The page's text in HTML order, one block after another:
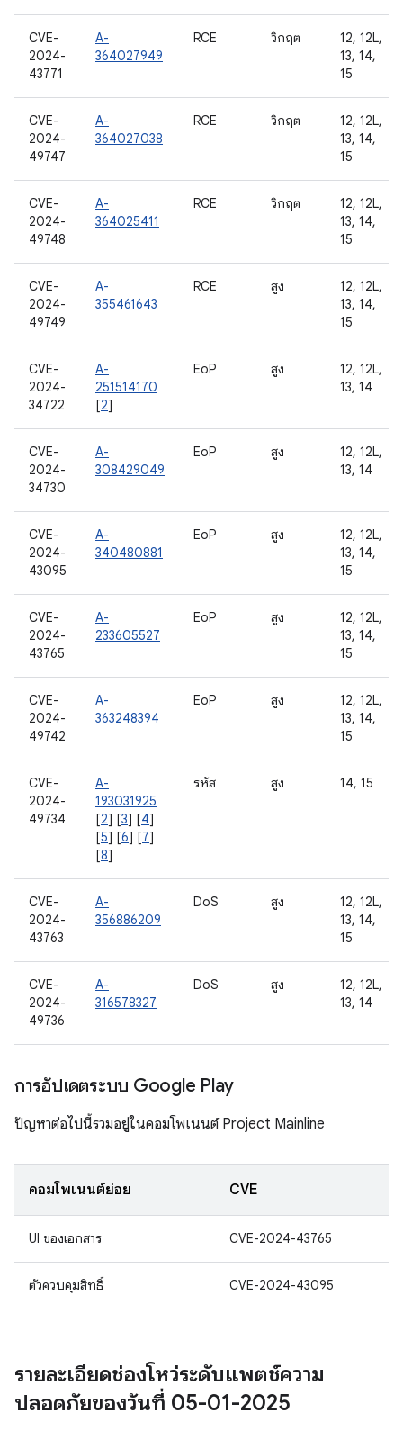
CVE-
2024-
43771
A-
364027949
RCE วิกฤต
12, 12L,
13, 14,
15
CVE-
2024-
49747
A-
364027038
RCE วิกฤต
12, 12L,
13, 14,
15
CVE-
2024-
49748
A-
364025411
RCE วิกฤต
12, 12L,
13, 14,
15
CVE-
2024-
49749
A-
355461643
RCE สูง
12, 12L,
13, 14,
15
CVE-
2024-
34722
A-
251514170
[2]
EoP สูง
12, 12L,
13, 14
CVE-
2024-
34730
A-
308429049
EoP สูง
12, 12L,
13, 14
CVE-
2024-
43095
A-
340480881
EoP สูง
12, 12L,
13, 14,
15
CVE-
2024-
43765
A-
233605527
EoP สูง
12, 12L,
13, 14,
15
CVE-
2024-
49742
A-
363248394
EoP สูง
12, 12L,
13, 14,
15
CVE-
2024-
49734
A-
193031925
[2] [3] [4]
[5] [6] [7]
[8]
รหัส สูง 14, 15
CVE-
2024-
43763
A-
356886209
DoS สูง
12, 12L,
13, 14,
15
CVE-
2024-
49736
A-
316578327
DoS สูง
12, 12L,
13, 14
การอัปเดตระบบ Google Play
ปัญหาต่อไปนี้รวมอยู่ในคอมโพเนนต์ Project Mainline
คอมโพเนนต์ย่อย CVE
UI ของเอกสาร CVE-2024-43765
ตัวควบคุมสิทธิ์ CVE-2024-43095
รายละเอียดช่องโหว่ระดับแพตช์ความ
ปลอดภัยของวันที่ 05-01-2025